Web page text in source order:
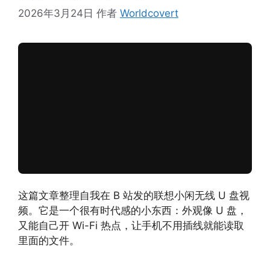
2026年3月24日 作者 Worldcovert
这篇文章整理自我在 B 站发的联想小闲无线 U 盘视
频。它是一个很有时代感的小东西：外观像 U 盘，
又能自己开 Wi-Fi 热点，让手机不用插线就能读取
里面的文件。